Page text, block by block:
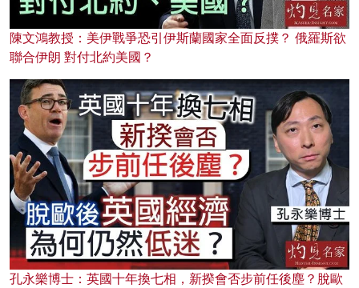
陳文鴻教授：美伊戰爭恐引伊斯蘭國家全面反撲？ 俄羅斯欲
聯合伊朗 對付北約美國？
孔永樂博士：英國十年換七相，新揆會否步前任後塵？脫歐